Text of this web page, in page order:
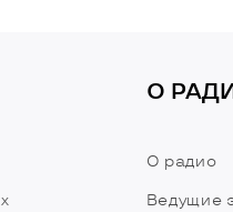
О
О радио
Ведущие